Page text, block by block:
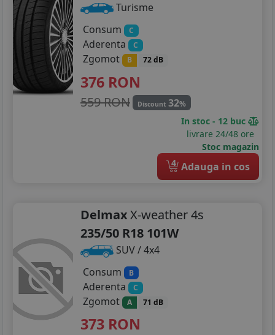
Turisme
Consum
C
Aderenta C
Zgomot B 72 dB
376 RON
559 RON Discount 32%
In stoc - 12 buc
livrare 24/48 ore
Stoc magazin
4 Adauga in cos
DelmaxX-weather 4s
235/50 R18 101W
SUV / 4x4
Consum
B
Aderenta C
Zgomot A 71 dB
373 RON